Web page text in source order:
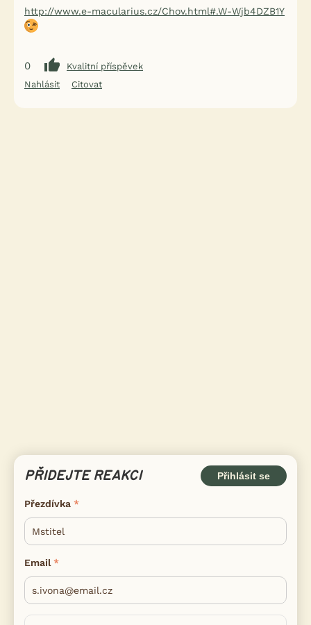
http://www.e-macularius.cz/Chov.html#.W-Wjb4DZB1Y
0
Kvalitní příspěvek
Nahlásit
Citovat
PŘIDEJTE REAKCI Přihlásit se
Přezdívka
Email